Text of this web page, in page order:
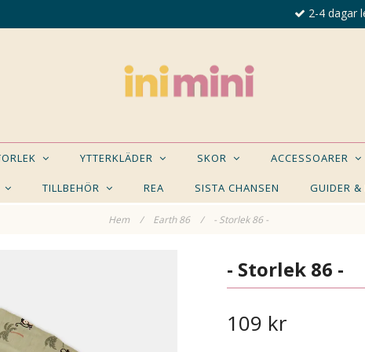
2-4 dagar
YTTERKLÄDER SKOR ACCESSOARER
TILLBEHÖR REA SISTA CHANSEN GUIDER &
Hem / Earth 86 / - Storlek 86 -
NÅGON AV DESSA PRODUKTER KAN- Storlek 86 -
109 kr